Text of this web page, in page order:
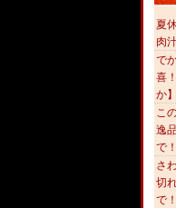
夏
肉
で
喜
か】
こ
逸
で！
さ
切
で！